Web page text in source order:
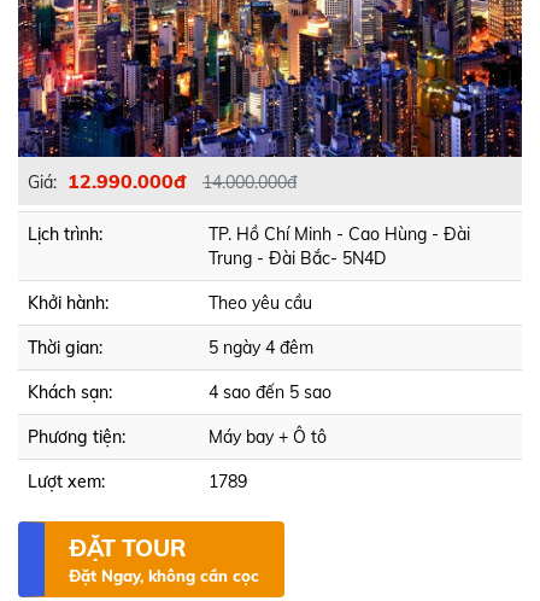
Giá: 12.990.000đ 14.000.000đ
Lịch trình:
TP. Hồ Chí Minh - Cao Hùng - Đài
Trung - Đài Bắc- 5N4D
Khởi hành: Theo yêu cầu
Thời gian: 5 ngày 4 đêm
Khách sạn: 4 sao đến 5 sao
Phương tiện: Máy bay + Ô tô
Lượt xem: 1789
ĐẶT TOUR
Đặt Ngay, không cần cọc